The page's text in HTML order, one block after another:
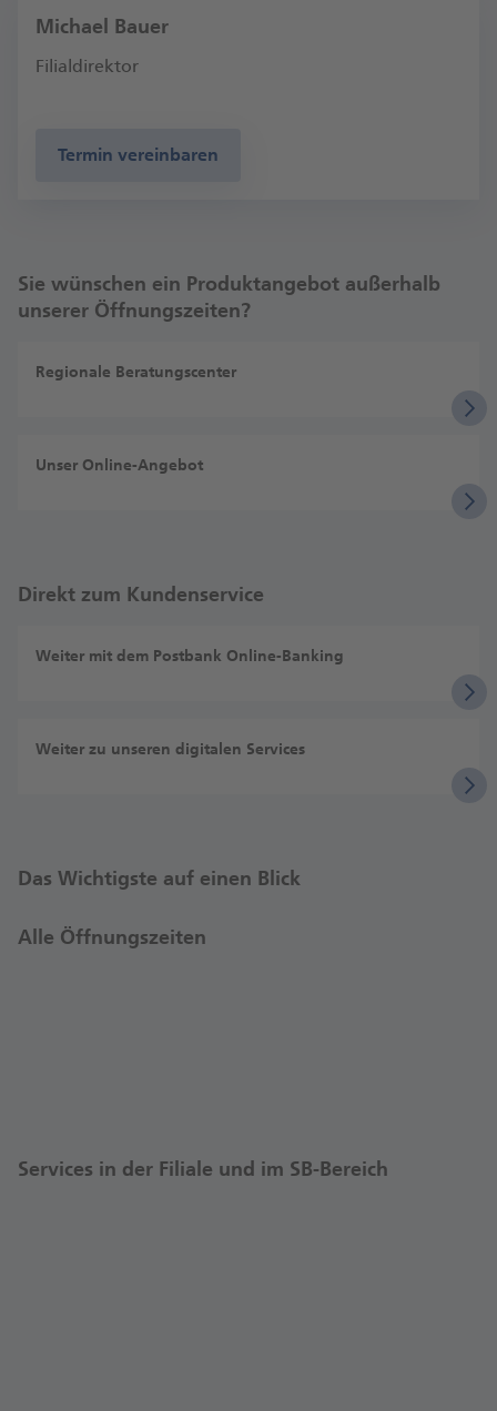
Michael Bauer
Filialdirektor
Termin vereinbaren
Sie wünschen ein Produktangebot außerhalb
unserer Öffnungszeiten?
Regionale Beratungscenter
Unser Online-Angebot
Direkt zum Kundenservice
Weiter mit dem Postbank Online-Banking
Weiter zu unseren digitalen Services
Das Wichtigste auf einen Blick
Alle Öffnungszeiten
Services in der Filiale und im SB-Bereich